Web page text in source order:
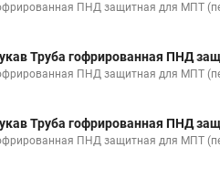
ПНД защитная для МПТ
Труба гофрированная ПНД
ПНД защитная для МПТ
Труба гофрированная ПНД
ПНД защитная для МПТ